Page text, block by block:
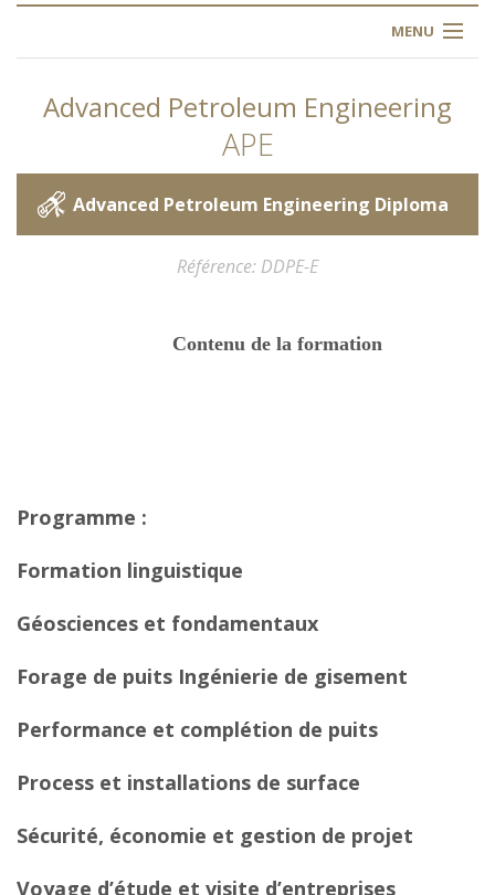
MENU
NOS FORMATIONS
L'INSTITUT
Advanced Petroleum Engineering
APE
Advanced Petroleum Engineering Diploma
Référence DDPE-E
Contenu de la formation
Programme :
Formation linguistique
Géosciences et fondamentaux
Forage de puits Ingénierie de gisement
Performance et complétion de puits
Process et installations de surface
Sécurité, économie et gestion de projet
Voyage d’étude et visite d’entreprises